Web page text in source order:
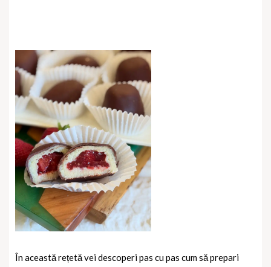
În această rețetă vei descoperi pas cu pas cum să prepari